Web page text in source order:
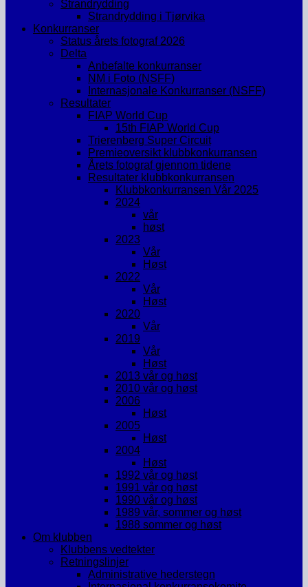
Strandrydding
Strandrydding i Tjørvika
Konkurranser
Status årets fotograf 2026
Delta
Anbefalte konkurranser
NM i Foto (NSFF)
Internasjonale Konkurranser (NSFF)
Resultater
FIAP World Cup
15th FIAP World Cup
Trierenberg Super Circuit
Premieoversikt klubbkonkurransen
Årets fotograf gjennom tidene
Resultater klubbkonkurransen
Klubbkonkurransen Vår 2025
2024
vår
høst
2023
Vår
Høst
2022
Vår
Høst
2020
Vår
2019
Vår
Høst
2013 vår og høst
2010 vår og høst
2006
Høst
2005
Høst
2004
Høst
1992 vår og høst
1991 vår og høst
1990 vår og høst
1989 vår, sommer og høst
1988 sommer og høst
Om klubben
Klubbens vedtekter
Retningslinjer
Administrative hederstegn